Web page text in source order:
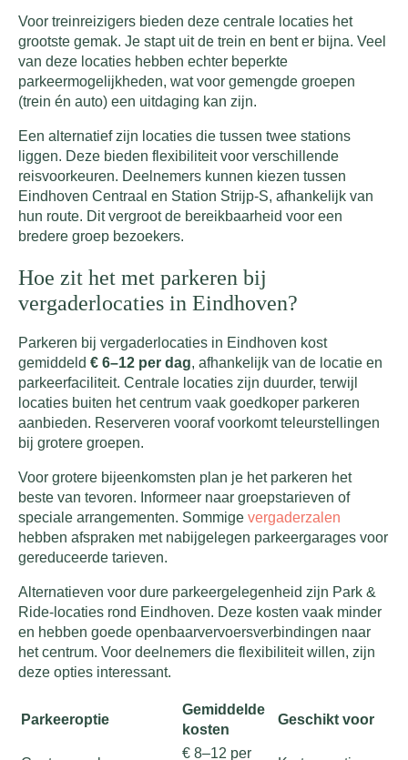
Voor treinreizigers bieden deze centrale locaties het
grootste gemak. Je stapt uit de trein en bent er bijna. Veel
van deze locaties hebben echter beperkte
parkeermogelijkheden, wat voor gemengde groepen
(trein én auto) een uitdaging kan zijn.
Een alternatief zijn locaties die tussen twee stations
liggen. Deze bieden flexibiliteit voor verschillende
reisvoorkeuren. Deelnemers kunnen kiezen tussen
Eindhoven Centraal en Station Strijp-S, afhankelijk van
hun route. Dit vergroot de bereikbaarheid voor een
bredere groep bezoekers.
Hoe zit het met parkeren bij
vergaderlocaties in Eindhoven?
Parkeren bij vergaderlocaties in Eindhoven kost
gemiddeld € 6–12 per dag, afhankelijk van de locatie en
parkeerfaciliteit. Centrale locaties zijn duurder, terwijl
locaties buiten het centrum vaak goedkoper parkeren
aanbieden. Reserveren vooraf voorkomt teleurstellingen
bij grotere groepen.
Voor grotere bijeenkomsten plan je het parkeren het
beste van tevoren. Informeer naar groepstarieven of
speciale arrangementen. Sommige vergaderzalen
hebben afspraken met nabijgelegen parkeergarages voor
gereduceerde tarieven.
Alternatieven voor dure parkeergelegenheid zijn Park &
Ride-locaties rond Eindhoven. Deze kosten vaak minder
en hebben goede openbaarvervoersverbindingen naar
het centrum. Voor deelnemers die flexibiliteit willen, zijn
deze opties interessant.
Parkeeroptie
Gemiddelde
kosten
Geschikt voor
€ 8–12 per